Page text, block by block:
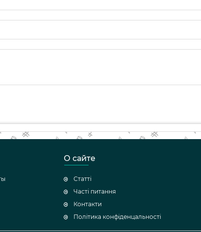
О сайте
Статті
Часті питання
Контакти
Політика конфіденцальності